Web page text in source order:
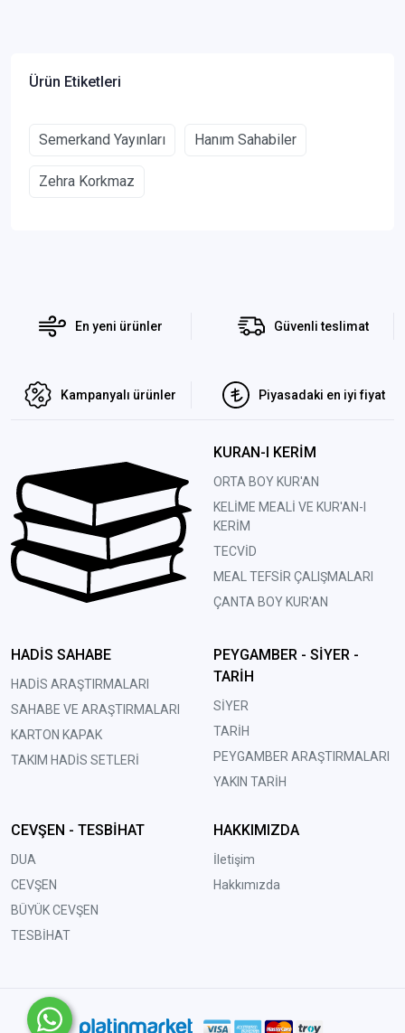
Ürün Etiketleri
Semerkand Yayınları Hanım Sahabiler
Zehra Korkmaz
En yeni ürünler Güvenli teslimat
Kampanyalı ürünler Piyasadaki en iyi fiyat
KURAN-I KERİM
ORTA BOY KUR'AN
KELİME MEALİ VE KUR'AN-I
KERİM
TECVİD
MEAL TEFSİR ÇALIŞMALARI
ÇANTA BOY KUR'AN
HADİS SAHABE
HADİS ARAŞTIRMALARI
SAHABE VE ARAŞTIRMALARI
KARTON KAPAK
TAKIM HADİS SETLERİ
PEYGAMBER - SİYER -
TARİH
SİYER
TARİH
PEYGAMBER ARAŞTIRMALARI
YAKIN TARİH
CEVŞEN - TESBİHAT
DUA
CEVŞEN
BÜYÜK CEVŞEN
TESBİHAT
HAKKIMIZDA
İletişim
Hakkımızda